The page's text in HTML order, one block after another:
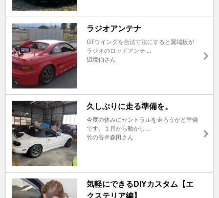
ラジオアンテナ
GTウイングを合法寸法にすると翼端板が
ラジオのロッドアンテ ...
辺境伯さん
久しぶりに走る準備を。
今度の休みにセントラルを走ろうかと準備
です、１月から動かし ...
竹の谷＠森田さん
気軽にできるDIYカスタム【エ
クステリア編】